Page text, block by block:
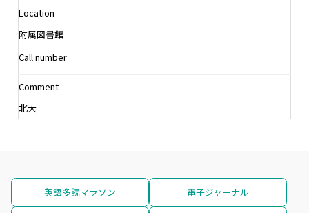
Location
附属図書館
Call number
Comment
北大
英語多読マラソン 電子ジャーナル